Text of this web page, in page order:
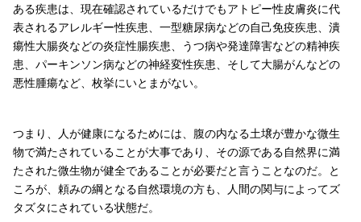
ある疾患は、現在確認されているだけでもアトピー性皮膚炎に代
表されるアレルギー性疾患、一型糖尿病などの自己免疫疾患、潰
瘍性大腸炎などの炎症性腸疾患、うつ病や発達障害などの精神疾
患、パーキンソン病などの神経変性疾患、そして大腸がんなどの
悪性腫瘍など、枚挙にいとまがない。
つまり、人が健康になるためには、腹の内なる土壌が豊かな微生
物で満たされていることが大事であり、その源である自然界に満
たされた微生物が健全であることが必要だと言うことなのだ。と
ころが、頼みの綱となる自然環境の方も、人間の関与によってズ
タズタにされている状態だ。